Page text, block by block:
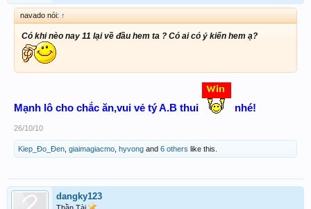
navado nói: ↑
Có khi nèo nay 11 lại về đầu hem ta ? Có ai có ý kiến hem ạ?
Mạnh lô cho chắc ăn,vui vẻ tý A.B thui nhé!
26/10/10
Kiep_Đo_Đen giaimagiacmo hyvong and 6 others like this.
dangky123